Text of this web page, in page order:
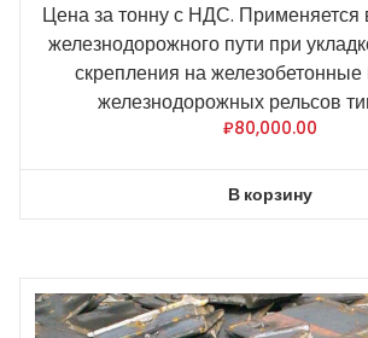
Цена за тонну с НДС. Применяется
железнодорожного пути при
скрепления на
железнодорожных рельсов
₽80,000.00
В корзину